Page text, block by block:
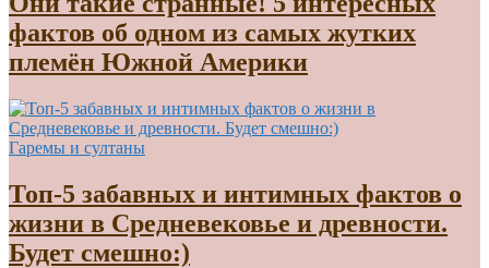
фактов об одном из самых жутких
племён Южной Америки
Гаремы и султаны
Топ-5 забавных и интимных фактов о
жизни в Средневековье и древности.
Будет смешно:)